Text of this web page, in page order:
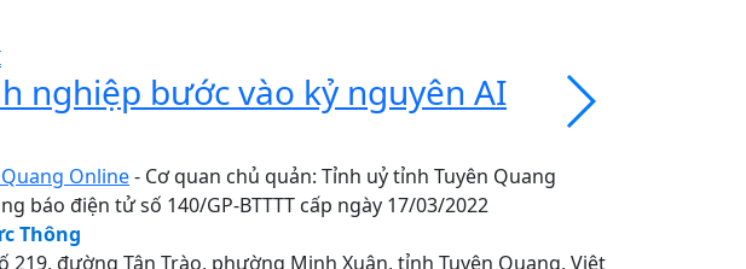
nghiệp bước vào kỷ nguyên AI
Online- Cơ quan chủ quản: Tỉnh uỷ tỉnh Tuyên Quang
báo điện tử số 140/GP-BTTTT cấp ngày 17/03/2022
Thông
219, đường Tân Trào, phường Minh Xuân, tỉnh Tuyên Quang, Việt